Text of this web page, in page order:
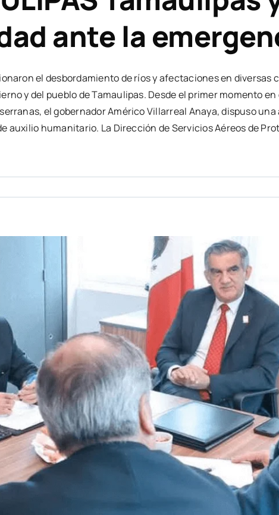
ante la
el desbordamiento de ríos y afectaciones en diversas
y del pueblo de Tamaulipas. Desde el primer momento
el gobernador Américo Villarreal Anaya, dispuso una
auxilio humanitario. La Dirección de Servicios Aéreos de